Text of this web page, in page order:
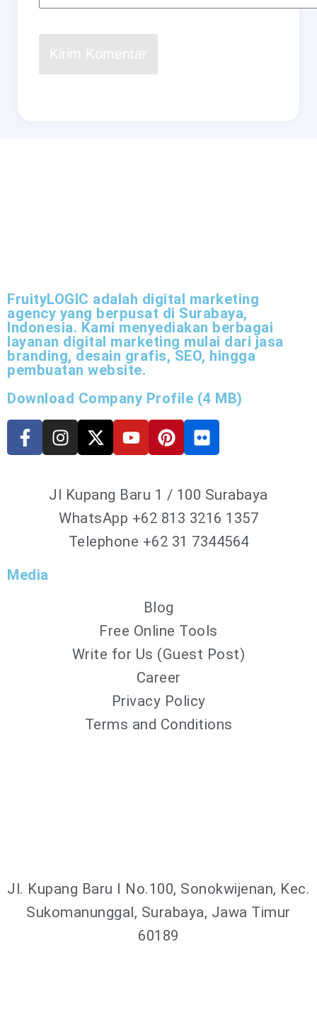
FruityLOGIC adalah digital marketing
agency yang berpusat di Surabaya,
Indonesia. Kami menyediakan berbagai
layanan digital marketing mulai dari jasa
branding, desain grafis, SEO, hingga
pembuatan website.
Download Company Profile (4 MB)
Jl Kupang Baru 1 / 100 Surabaya
WhatsApp +62 813 3216 1357
Telephone +62 31 7344564
Media
Blog
Free Online Tools
Write for Us (Guest Post)
Career
Privacy Policy
Terms and Conditions
Jl. Kupang Baru I No.100, Sonokwijenan, Kec.
Sukomanunggal, Surabaya, Jawa Timur
60189